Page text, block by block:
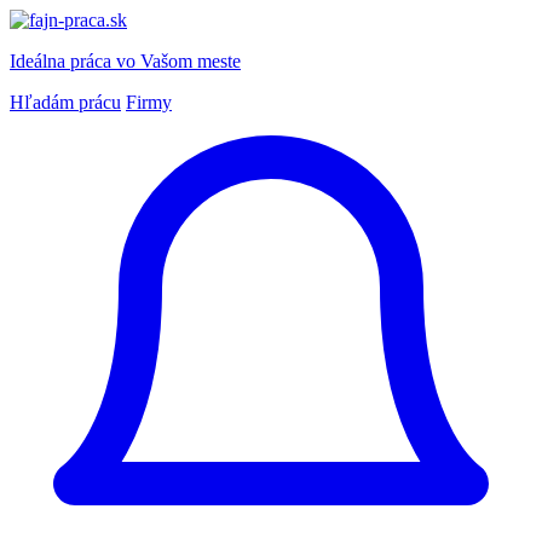
Ideálna práca vo Vašom meste
Hľadám prácu Firmy